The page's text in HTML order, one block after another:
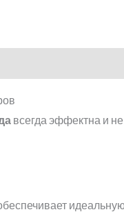
всегда эффектна и
идеальную